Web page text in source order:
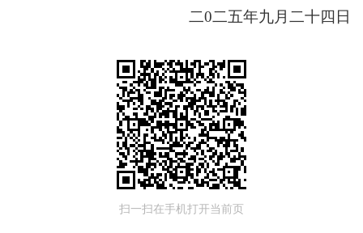
二0二五年九月二十四日
扫一扫在手机打开当前页